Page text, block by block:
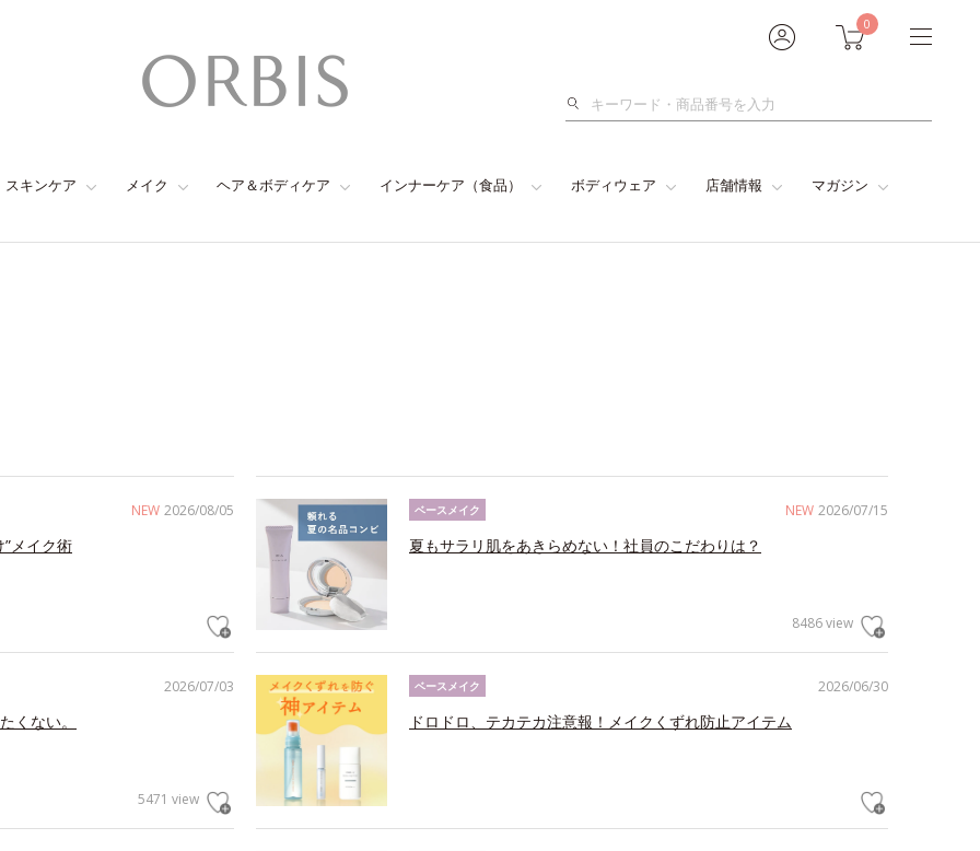
0
検
スキンケア メイク ヘア＆ボディケア インナーケア（食品） ボディウェア 店舗情報 マガジン
NEW 2026/08/05
メイク術
NEW 2026/07/15
ベースメイク
夏もサラリ肌をあきらめない！社員のこだわりは？
8486 view
2026/07/03
くない。
5471 view
2026/06/30
ベースメイク
ドロドロ、テカテカ注意報！メイクくずれ防止アイテム